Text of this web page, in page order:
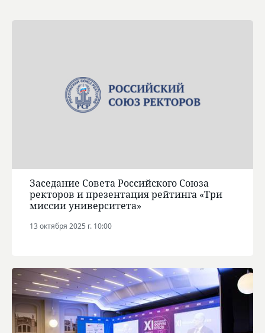
Заседание Совета Российского Союза
ректоров и презентация рейтинга «Три
миссии университета»
13 октября 2025 г. 10:00